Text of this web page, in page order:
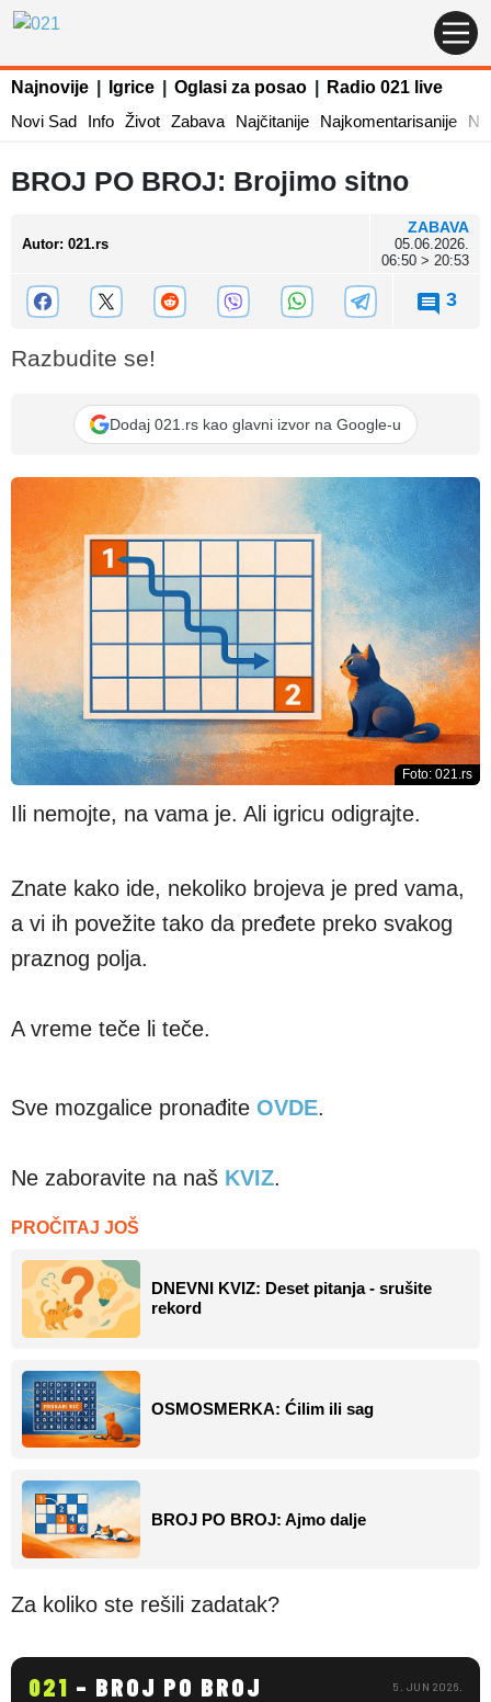
Najnovije Igrice Oglasi za posao
Radio 021 live
Novi Sad
Info Život Zabava Najčitanije Najkomentarisanije
BROJ PO BROJ: Brojimo sitno
Autor: 021.rs
ZABAVA
05.06.2026.
06:50 > 20:53
3
Razbudite se!
Dodaj 021.rs kao glavni izvor na Google-u
Foto: 021.rs
Ili nemojte, na vama je. Ali igricu odigrajte.
Znate kako ide, nekoliko brojeva je pred vama,
a vi ih povežite tako da pređete preko svakog
praznog polja.
A vreme teče li teče.
Sve mozgalice pronađite OVDE.
Ne zaboravite na naš KVIZ.
PROČITAJ JOŠ
DNEVNI KVIZ: Deset pitanja - srušite
rekord
OSMOSMERKA: Ćilim ili sag
BROJ PO BROJ: Ajmo dalje
Za koliko ste rešili zadatak?